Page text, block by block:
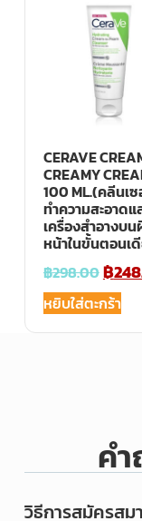
CERAVE
CREAMY
100 ML.(คลีนเซ
ทำความสะอาดแ
เครื่องสำอางบน
หน้าในขั้นตอนเ
฿298.00฿
หยิบใส่ตะกร้า
ค
วิธีการสมัครสม